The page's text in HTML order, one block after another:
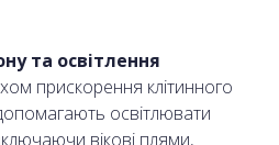
та освітлення
прискорення клітинного
освітлювати
вікові плями,